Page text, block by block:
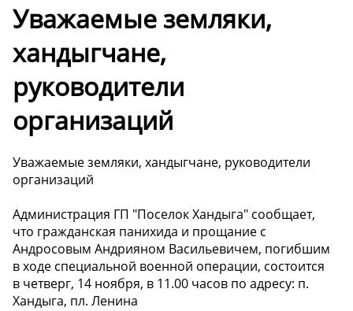
Уважаемые земляки,
хандыгчане,
руководители
организаций
Уважаемые земляки, хандыгчане, руководители
организаций
Администрация ГП "Поселок Хандыга" сообщает,
что гражданская панихида и прощание с
Андросовым Андрияном Васильевичем, погибшим
в ходе специальной военной операции, состоится
в четверг, 14 ноября, в 11.00 часов по адресу: п.
Хандыга, пл. Ленина